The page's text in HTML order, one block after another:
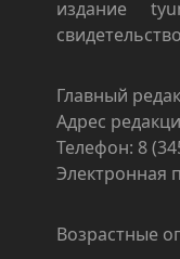
издание
Главный
Адрес
Телефон: 8
Электронная
Возрастные